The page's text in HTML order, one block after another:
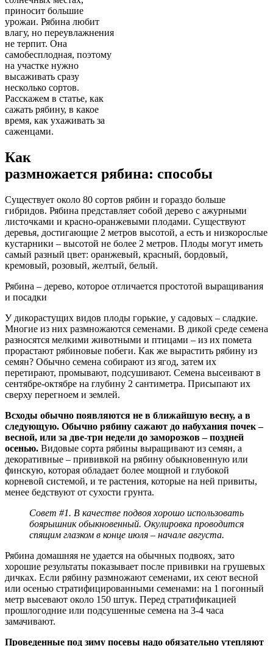
приносит большие
урожаи. Рябина любит
влагу, но переувлажнения
не терпит. Она
самобесплодная, поэтому
на участке нужно
высаживать сразу
несколько сортов.
Расскажем в статье, как
сажать рябину, в какое
время, как ухаживать за
саженцами.
Как
размножается рябина: способы
Существует около 80 сортов рябин и гораздо больше
гибридов. Рябина представляет собой дерево с ажурными
листочками и красно-оранжевыми плодами. Существуют
деревья, достигающие 2 метров высотой, а есть и низкорослые
кустарники – высотой не более 2 метров. Плоды могут иметь
самый разный цвет: оранжевый, красный, бордовый,
кремовый, розовый, желтый, белый.
Рябина – дерево, которое отличается простотой выращивания
и посадки
У дикорастущих видов плоды горькие, у садовых – сладкие.
Многие из них размножаются семенами. В дикой среде семена
разносятся мелкими животными и птицами – из их помета
прорастают рябиновые побеги. Как же вырастить рябину из
семян? Обычно семена собирают из ягод, затем их
перетирают, промывают, подсушивают. Семена высеивают в
сентябре-октябре на глубину 2 сантиметра. Присыпают их
сверху перегноем и землей.
Всходы обычно появляются не в ближайшую весну, а в
следующую. Обычно рябину сажают до набухания почек –
весной, или за две-три недели до заморозков – поздней
осенью. Видовые сорта рябины выращивают из семян, а
декоративные – прививкой на рябину обыкновенную или
финскую, которая обладает более мощной и глубокой
корневой системой, и те растения, которые на ней привиты,
менее бедствуют от сухости грунта.
Совет #1. В качестве подвоя хорошо использовать
боярышник обыкновенный. Окулировка проводится
спящим глазком в конце июля – начале августа.
Рябина домашняя не удается на обычных подвоях, зато
хорошие результаты показывает после прививки на грушевых
дичках. Если рябину размножают семенами, их сеют весной
или осенью стратифицированными семенами: на 1 погонный
метр высевают около 150 штук. Перед стратификацией
прошлогодние или подсушенные семена на 3-4 часа
замачивают.
Проведенные под зиму посевы надо обязательно утепляют